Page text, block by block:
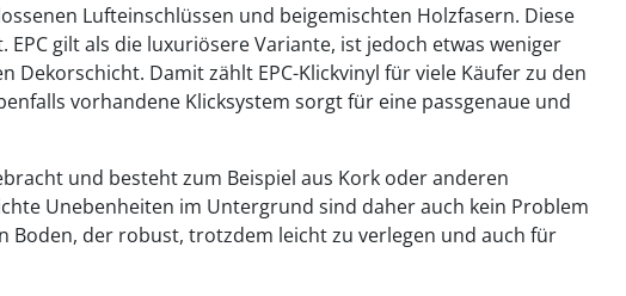
Lufteinschlüssen und beigemischten Holzfasern. Diese
gilt als die luxuriösere Variante, ist jedoch etwas weniger
Damit zählt EPC-Klickvinyl für viele Käufer zu den
vorhandene Klicksystem sorgt für eine passgenaue und
und besteht zum Beispiel aus Kork oder anderen
Unebenheiten im Untergrund sind daher auch kein Problem
Boden, der robust, trotzdem leicht zu verlegen und auch für